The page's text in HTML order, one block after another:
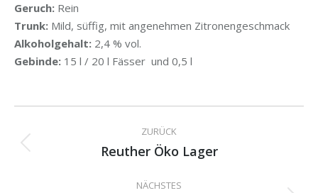
Geruch: Rein
Trunk: Mild, süffig, mit angenehmen Zitronengeschmack
Alkoholgehalt: 2,4 % vol.
Gebinde: 15 l / 20 l Fässer und 0,5 l
Kommentarnavigation
ZURÜCK
Vorheriger
Reuther Öko Lager
NÄCHSTES